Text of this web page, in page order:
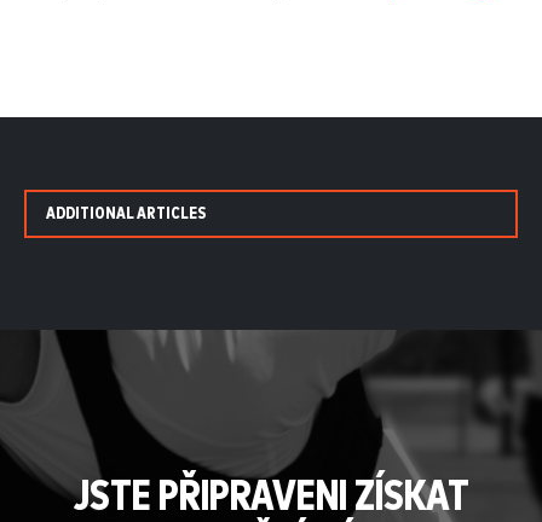
ADDITIONAL ARTICLES
JSTE PŘIPRAVENI ZÍSKAT